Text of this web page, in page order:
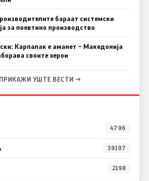
бараат системски
за поевтино производство
Карпалак е аманет – Македонија
своите херои
ПРИКАЖИ УШТЕ ВЕСТИ →
4796
39197
2198